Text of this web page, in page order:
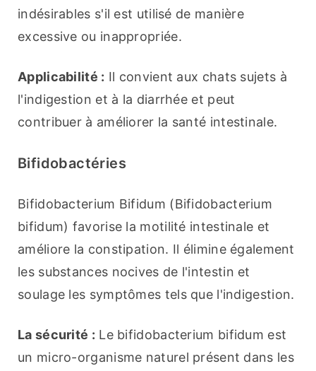
indésirables s'il est utilisé de manière
excessive ou inappropriée.
Applicabilité : Il convient aux chats sujets à
l'indigestion et à la diarrhée et peut
contribuer à améliorer la santé intestinale.
Bifidobactéries
Bifidobacterium Bifidum (Bifidobacterium
bifidum) favorise la motilité intestinale et
améliore la constipation. Il élimine également
les substances nocives de l'intestin et
soulage les symptômes tels que l'indigestion.
La sécurité : Le bifidobacterium bifidum est
un micro-organisme naturel présent dans les